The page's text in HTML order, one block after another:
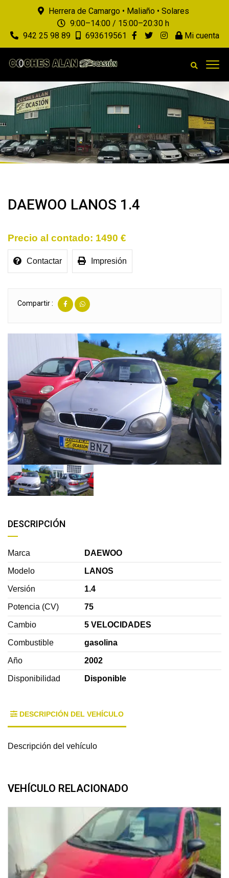
Herrera de Camargo • Maliaño • Solares
9:00–14:00 / 15:00–20:30 h
942 25 98 89
693619561 Mi cuenta
DAEWOO LANOS 1.4
1490 €
Contactar Impresión
Compartir :
DESCRIPCIÓN
Marca DAEWOO
Modelo LANOS
Versión 1.4
Potencia (CV) 75
Cambio 5 VELOCIDADES
Combustible gasolina
Año 2002
Disponibilidad Disponible
DESCRIPCIÓN DEL VEHÍCULO
Descripción del vehículo
VEHÍCULO RELACIONADO